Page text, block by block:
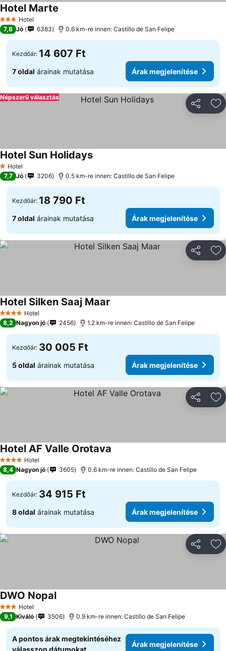
3 Kategória
Hotel
Hotel Marte
7,8 Jó 6383 0.6 km-re innen: Castillo de San Felipe
Kezdőár: 14 607 Ft
7 oldal árainak mutatása Árak megjelenítése
Népszerű választás
1 Kategória
Hotel
Hotel Sun Holidays
7,7 Jó 3206 0.5 km-re innen: Castillo de San Felipe
Kezdőár: 18 790 Ft
7 oldal árainak mutatása Árak megjelenítése
4 KategóriaHotel
Hotel Silken Saaj Maar
8,2 Nagyon jó 2456 1.2 km-re innen: Castillo de San Felipe
Kezdőár: 30 005 Ft
5 oldal árainak mutatása Árak megjelenítése
4 KategóriaHotel
Hotel AF Valle Orotava
8,4 Nagyon jó 3605 0.6 km-re innen: Castillo de San Felipe
Kezdőár: 34 915 Ft
8 oldal árainak mutatása Árak megjelenítése
3 Kategória
Hotel
DWO Nopal
9,1 Kiváló 3506 0.9 km-re innen: Castillo de San Felipe
A pontos árak megtekintéséhez
válasszon dátumokat
Árak megjelenítése